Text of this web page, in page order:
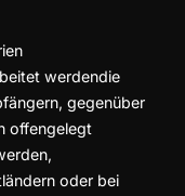
werdendie
gegenüber
offengelegt
oder bei